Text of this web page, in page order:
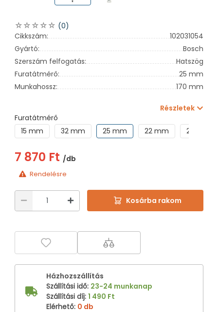
(0)
Cikkszám:
102031054
Gyártó:
Bosch
Szerszám felfogatás:
Hatszög
Furatátmérő:
25 mm
Munkahossz:
170 mm
Részletek
Furatátmérő
15 mm
32 mm 25 mm 22 mm 20 mm
7 870 Ft /db
Rendelésre
Kosárba rakom
Házhozszállítás
Szállítási idő: 23-24 munkanap
Szállítási díj: 1 490 Ft
Elérhető: 0 db